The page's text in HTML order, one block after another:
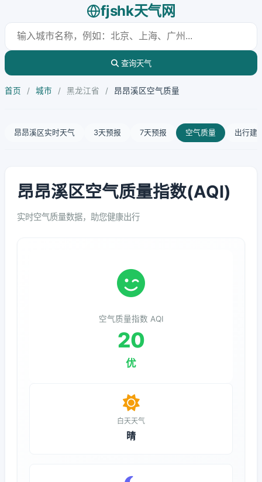
fjshk天气网
查询天气
首页 / 城市 / 黑龙江省 / 昂昂溪区空气质量
昂昂溪区实时天气 3天预报 7天预报 空气质量 出行建
昂昂溪区空气质量指数(AQI)
实时空气质量数据，助您健康出行
空气质量指数 AQI
20
优
白天天气
晴